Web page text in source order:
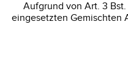
Aufgrund von Art. 3
eingesetzten Gemischten